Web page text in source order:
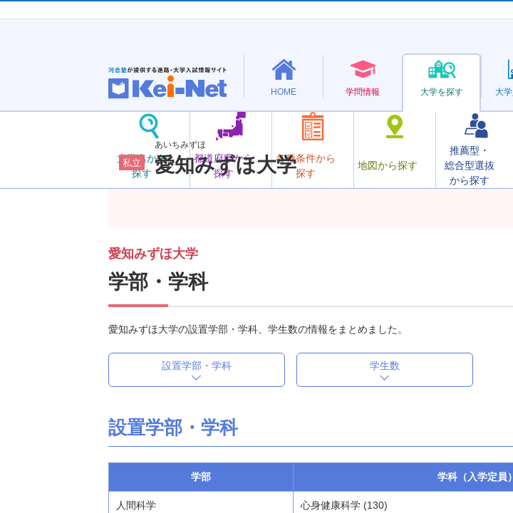
HOME 学問情報 大学を探す
大学名から
探す
都道府県から
探す
各種条件から
探す
地図から探す
推薦型・
総合型選抜
から探す
大学
私立
あいちみずほ
愛知みずほ大学
愛知みずほ大学
学部・学科
愛知みずほ大学の設置学部・学科、学生数の情報をまとめました。
設置学部・学科 学生数
設置学部・学科
学部 学科（入学定員）
人間科学 心身健康科学 (130)